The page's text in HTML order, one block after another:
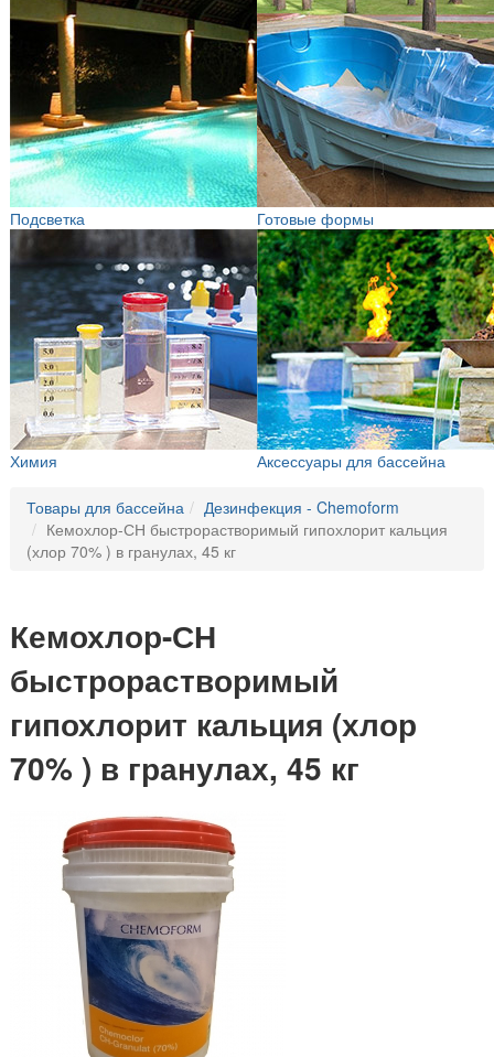
Подсветка Готовые формы
Химия Аксессуары для бассейна
Товары для бассейна
Дезинфекция - Chemoform
Кемохлор-СН быстрорастворимый гипохлорит кальция
(хлор 70% ) в гранулах, 45 кг
Кемохлор-СН
быстрорастворимый
гипохлорит кальция (хлор
70% ) в гранулах, 45 кг